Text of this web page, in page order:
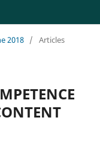
2018 / Articles